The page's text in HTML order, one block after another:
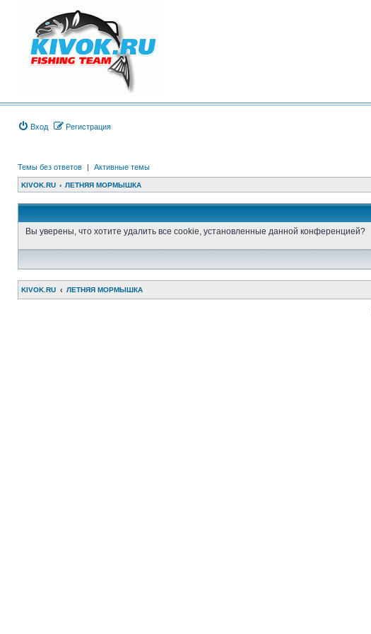
Вход Регистрация
Темы без ответов | Активные темы
KIVOK.RU ЛЕТНЯЯ МОРМЫШКА
Вы уверены, что хотите удалить все cookie, установленные данной конференцией?
KIVOK.RU ЛЕТНЯЯ МОРМЫШКА